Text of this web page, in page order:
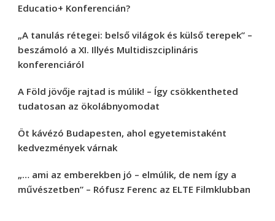
Educatio+ Konferencián?
„A tanulás rétegei: belső világok és külső terepek” –
beszámoló a XI. Illyés Multidiszciplináris
konferenciáról
A Föld jövője rajtad is múlik! – Így csökkentheted
tudatosan az ökolábnyomodat
Öt kávézó Budapesten, ahol egyetemistaként
kedvezmények várnak
„… ami az emberekben jó – elmúlik, de nem így a
művészetben” – Rófusz Ferenc az ELTE Filmklubban